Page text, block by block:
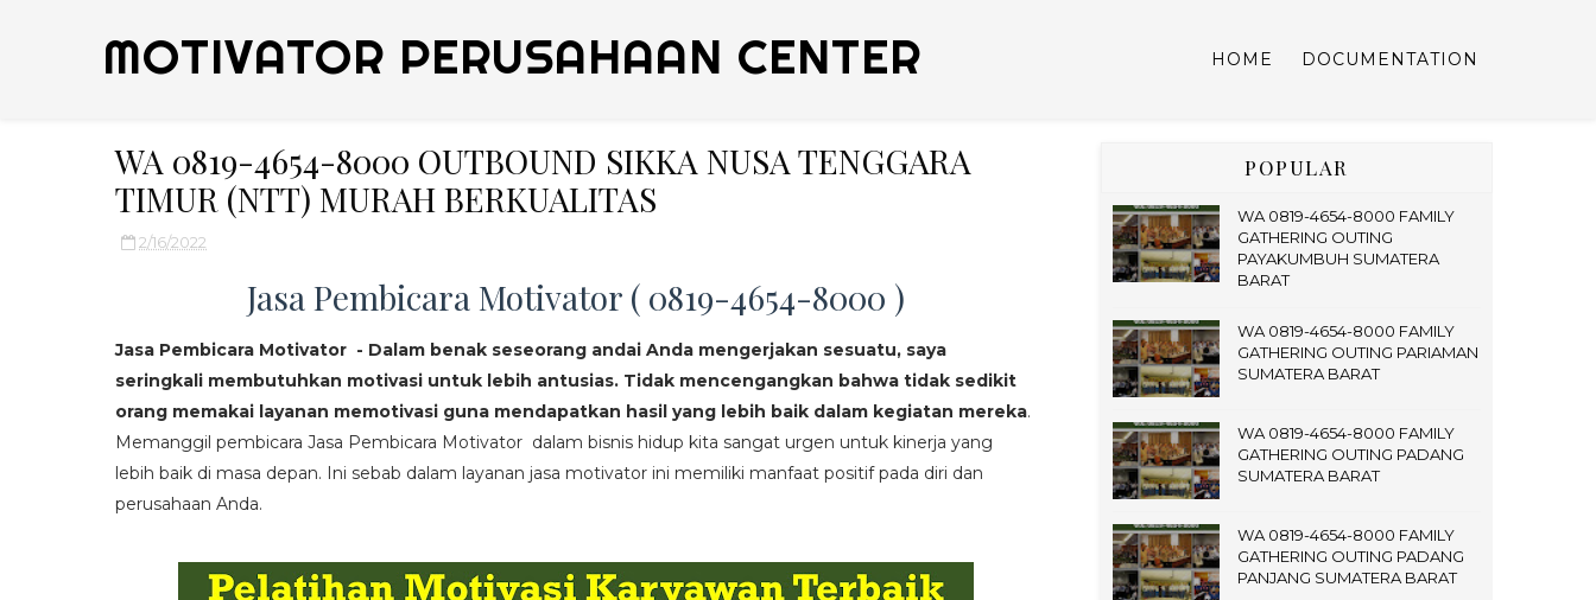
MOTIVATOR PERUSAHAAN CENTER HOME DOCUMENTATION
WA 0819-4654-8000 OUTBOUND SIKKA NUSA TENGGARA
TIMUR (NTT) MURAH BERKUALITAS
2/16/2022
Jasa Pembicara Motivator ( 0819-4654-8000 )
Jasa Pembicara Motivator - Dalam benak seseorang andai Anda mengerjakan sesuatu, saya
seringkali membutuhkan motivasi untuk lebih antusias. Tidak mencengangkan bahwa tidak sedikit
orang memakai layanan memotivasi guna mendapatkan hasil yang lebih baik dalam kegiatan mereka.
Memanggil pembicara Jasa Pembicara Motivator dalam bisnis hidup kita sangat urgen untuk kinerja yang
lebih baik di masa depan. Ini sebab dalam layanan jasa motivator ini memiliki manfaat positif pada diri dan
perusahaan Anda.
POPULAR
WA 0819-4654-8000 FAMILY
GATHERING OUTING
PAYAKUMBUH SUMATERA
BARAT
WA 0819-4654-8000 FAMILY
GATHERING OUTING PARIAMAN
SUMATERA BARAT
WA 0819-4654-8000 FAMILY
GATHERING OUTING PADANG
SUMATERA BARAT
WA 0819-4654-8000 FAMILY
GATHERING OUTING PADANG
PANJANG SUMATERA BARAT